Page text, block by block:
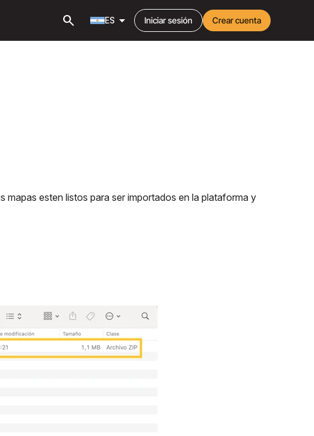
search ES arrow_drop_down Iniciar sesión Crear cuenta
esten listos para ser importados en la plataforma y